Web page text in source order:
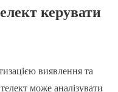
керувати
виявлення та
може аналізувати